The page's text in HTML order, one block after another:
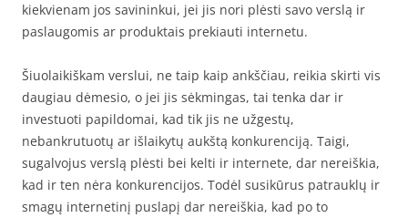
kiekvienam jos savininkui, jei jis nori plėsti savo verslą ir
paslaugomis ar produktais prekiauti internetu.
Šiuolaikiškam verslui, ne taip kaip ankščiau, reikia skirti vis
daugiau dėmesio, o jei jis sėkmingas, tai tenka dar ir
investuoti papildomai, kad tik jis ne užgestų,
nebankrutuotų ar išlaikytų aukštą konkurenciją. Taigi,
sugalvojus verslą plėsti bei kelti ir internete, dar nereiškia,
kad ir ten nėra konkurencijos. Todėl susikūrus patrauklų ir
smagų internetinį puslapį dar nereiškia, kad po to